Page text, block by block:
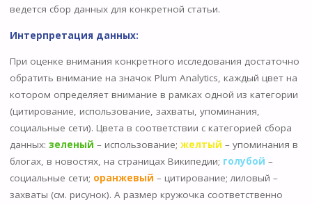
ведется сбор данных для конкретной статьи.
Интерпретация данных:
При оценке внимания конкретного исследования достаточно
обратить внимание на значок Plum Analytics, каждый цвет на
котором определяет внимание в рамках одной из категории
(цитирование, использование, захваты, упоминания,
социальные сети). Цвета в соответствии с категорией сбора
данных: зеленый – использование; желтый – упоминания в
блогах, в новостях, на страницах Википедии; голубой –
социальные сети; оранжевый – цитирование; лиловый –
захваты (см. рисунок). А размер кружочка соответственно